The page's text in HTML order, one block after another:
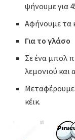
ψήνουμε για
Αφήνουμε τα
Για το γλάσο
Σε ένα μπολ
λεμονιού και
Μεταφέρουμε
κέικ.